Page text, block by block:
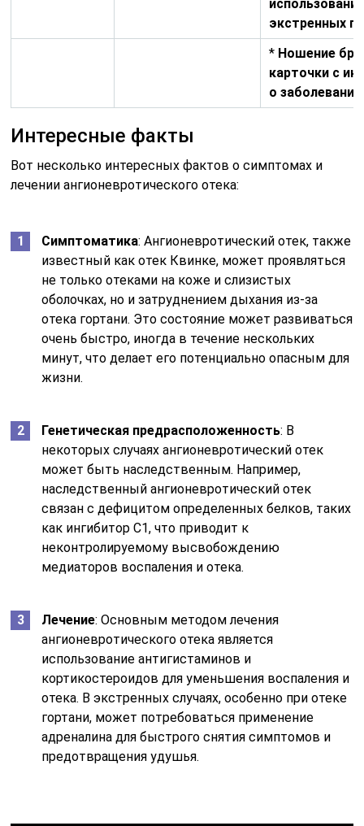
экстренных
* Ношение
карточки с
о
Интересные факты
Вот несколько интересных фактов о симптомах и
лечении ангионевротического отека:
Симптоматика: Ангионевротический отек, также
известный как отек Квинке, может проявляться
не только отеками на коже и слизистых
оболочках, но и затруднением дыхания из-за
отека гортани. Это состояние может развиваться
очень быстро, иногда в течение нескольких
минут, что делает его потенциально опасным для
жизни.
Генетическая предрасположенность: В
некоторых случаях ангионевротический отек
может быть наследственным. Например,
наследственный ангионевротический отек
связан с дефицитом определенных белков, таких
как ингибитор C1, что приводит к
неконтролируемому высвобождению
медиаторов воспаления и отека.
Лечение: Основным методом лечения
ангионевротического отека является
использование антигистаминов и
кортикостероидов для уменьшения воспаления и
отека. В экстренных случаях, особенно при отеке
гортани, может потребоваться применение
адреналина для быстрого снятия симптомов и
предотвращения удушья.